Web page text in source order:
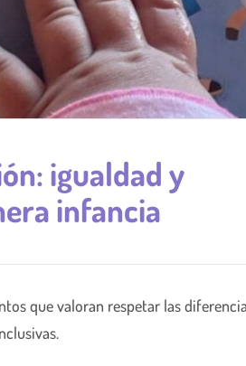
igualdad y
infancia
que valoran respetar las